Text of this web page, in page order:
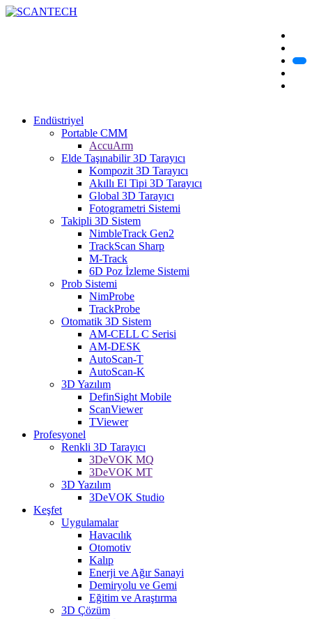
Endüstriyel
Portable CMM
AccuArm
Elde Taşınabilir 3D Tarayıcı
Kompozit 3D Tarayıcı
Akıllı El Tipi 3D Tarayıcı
Global 3D Tarayıcı
Fotogrametri Sistemi
Takipli 3D Sistem
NimbleTrack Gen2
TrackScan Sharp
M-Track
6D Poz İzleme Sistemi
Prob Sistemi
NimProbe
TrackProbe
Otomatik 3D Sistem
AM-CELL C Serisi
AM-DESK
AutoScan-T
AutoScan-K
3D Yazılım
DefinSight Mobile
ScanViewer
TViewer
Profesyonel
Renkli 3D Tarayıcı
3DeVOK MQ
3DeVOK MT
3D Yazılım
3DeVOK Studio
Keşfet
Uygulamalar
Havacılık
Otomotiv
Kalıp
Enerji ve Ağır Sanayi
Demiryolu ve Gemi
Eğitim ve Araştırma
3D Çözüm